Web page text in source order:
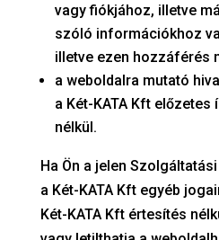
vagy fiókjához, illetve
szóló információkhoz
illetve ezen hozzáférés
a weboldalra mutató
a Két-KATA Kft
nélkül.
Ha Ön a jelen
a Két-KATA Kft egyéb
Két-KATA Kft értesítés